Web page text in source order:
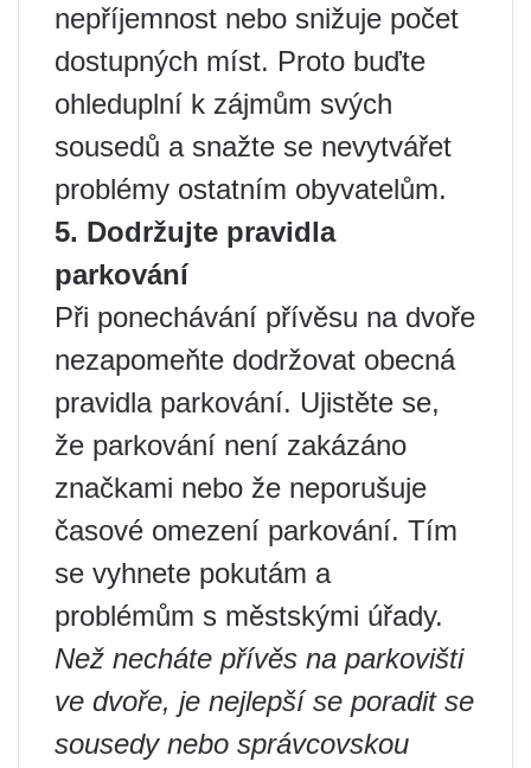
nepříjemnost nebo snižuje počet
dostupných míst. Proto buďte
ohleduplní k zájmům svých
sousedů a snažte se nevytvářet
problémy ostatním obyvatelům.
5. Dodržujte pravidla
parkování
Při ponechávání přívěsu na dvoře
nezapomeňte dodržovat obecná
pravidla parkování. Ujistěte se,
že parkování není zakázáno
značkami nebo že neporušuje
časové omezení parkování. Tím
se vyhnete pokutám a
problémům s městskými úřady.
Než necháte přívěs na parkovišti
ve dvoře, je nejlepší se poradit se
sousedy nebo správcovskou